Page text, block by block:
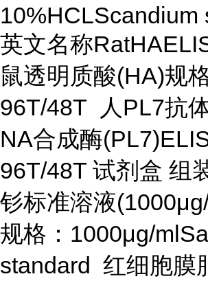
10%HCLScandium
英文名称
鼠透明质酸(HA)规格
96T/48T 人PL7抗
NA合成酶
96T/48T 试剂盒 组
钐标准溶液
规格：1000μg/
standard 红细胞膜